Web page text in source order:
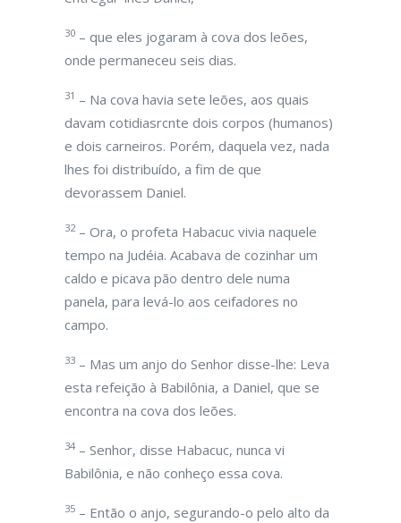
30 – que eles jogaram à cova dos leões,
onde permaneceu seis dias.
31 – Na cova havia sete leões, aos quais
davam cotidiasrcnte dois corpos (humanos)
e dois carneiros. Porém, daquela vez, nada
lhes foi distribuído, a fim de que
devorassem Daniel.
32– Ora, o profeta Habacuc vivia naquele
tempo na Judéia. Acabava de cozinhar um
caldo e picava pão dentro dele numa
panela, para levá-lo aos ceifadores no
campo.
33 – Mas um anjo do Senhor disse-lhe: Leva
esta refeição à Babilônia, a Daniel, que se
encontra na cova dos leões.
34 – Senhor, disse Habacuc, nunca vi
Babilônia, e não conheço essa cova.
35 – Então o anjo, segurando-o pelo alto da